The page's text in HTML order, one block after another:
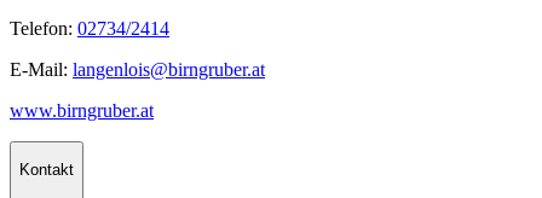
Telefon: 02734/2414
E-Mail: langenlois@birngruber.at
www.birngruber.at
Kontakt